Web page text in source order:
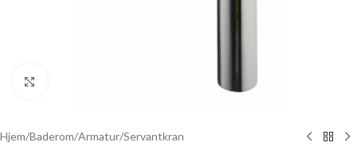
Hjem/Baderom/Armatur/Servantkran